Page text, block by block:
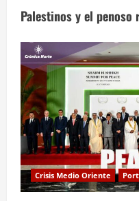
Palestinos y el penoso
Crisis Medio Oriente